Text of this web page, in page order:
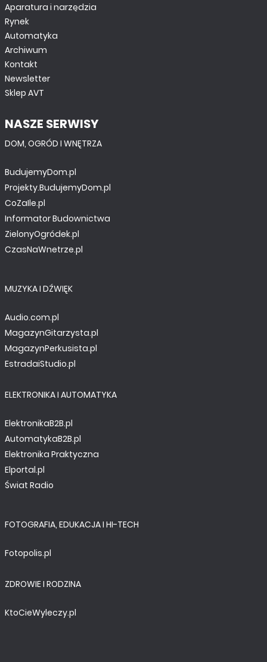
Aparatura i narzędzia
Rynek
Automatyka
Archiwum
Kontakt
Newsletter
Sklep AVT
NASZE SERWISY
DOM, OGRÓD I WNĘTRZA
BudujemyDom.pl
Projekty.BudujemyDom.pl
CoZaIle.pl
Informator Budownictwa
ZielonyOgródek.pl
CzasNaWnetrze.pl
MUZYKA I DŹWIĘK
Audio.com.pl
MagazynGitarzysta.pl
MagazynPerkusista.pl
EstradaiStudio.pl
ELEKTRONIKA I AUTOMATYKA
ElektronikaB2B.pl
AutomatykaB2B.pl
Elektronika Praktyczna
Elportal.pl
Świat Radio
FOTOGRAFIA, EDUKACJA I HI-TECH
Fotopolis.pl
ZDROWIE I RODZINA
KtoCieWyleczy.pl